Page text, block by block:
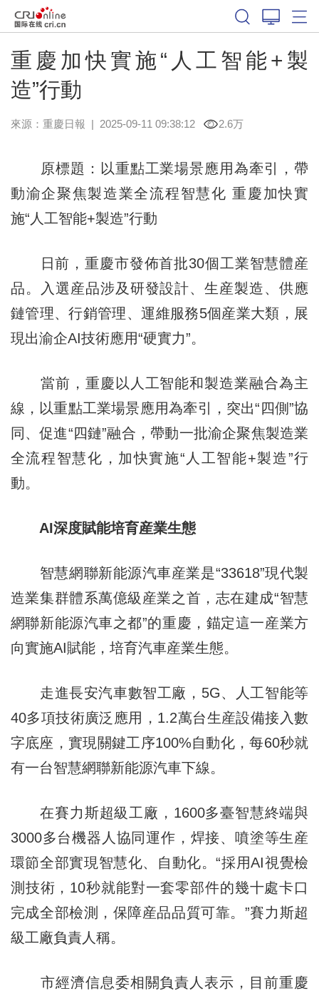
重慶加快實施“人工智能+製
造”行動
來源： 重慶日報 | 2025-09-11 09:38:12 2.6万
原標題：以重點工業場景應用為牽引，帶
動渝企聚焦製造業全流程智慧化 重慶加快實
施“人工智能+製造”行動
日前，重慶市發佈首批30個工業智慧體産
品。入選産品涉及研發設計、生産製造、供應
鏈管理、行銷管理、運維服務5個産業大類，展
現出渝企AI技術應用“硬實力”。
當前，重慶以人工智能和製造業融合為主
線，以重點工業場景應用為牽引，突出“四側”協
同、促進“四鏈”融合，帶動一批渝企聚焦製造業
全流程智慧化，加快實施“人工智能+製造”行
動。
AI深度賦能培育産業生態
智慧網聯新能源汽車産業是“33618”現代製
造業集群體系萬億級産業之首，志在建成“智慧
網聯新能源汽車之都”的重慶，錨定這一産業方
向實施AI賦能，培育汽車産業生態。
走進長安汽車數智工廠，5G、人工智能等
40多項技術廣泛應用，1.2萬台生産設備接入數
字底座，實現關鍵工序100%自動化，每60秒就
有一台智慧網聯新能源汽車下線。
在賽力斯超級工廠，1600多臺智慧終端與
3000多台機器人協同運作，焊接、噴塗等生産
環節全部實現智慧化、自動化。“採用AI視覺檢
測技術，10秒就能對一套零部件的幾十處卡口
完成全部檢測，保障産品品質可靠。”賽力斯超
級工廠負責人稱。
市經濟信息委相關負責人表示，目前重慶